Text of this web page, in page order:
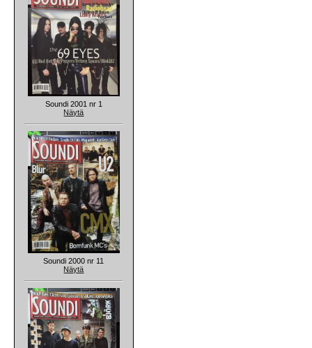
Soundi 2001 nr 1
Näytä
Soundi 2000 nr 11
Näytä